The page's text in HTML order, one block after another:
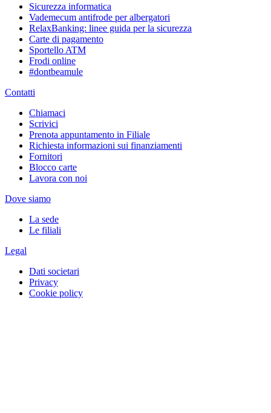
Sicurezza informatica
Vademecum antifrode per albergatori
RelaxBanking: linee guida per la sicurezza
Carte di pagamento
Sportello ATM
Frodi online
#dontbeamule
Contatti
Chiamaci
Scrivici
Prenota appuntamento in Filiale
Richiesta informazioni sui finanziamenti
Fornitori
Blocco carte
Lavora con noi
Dove siamo
La sede
Le filiali
Legal
Dati societari
Privacy
Cookie policy